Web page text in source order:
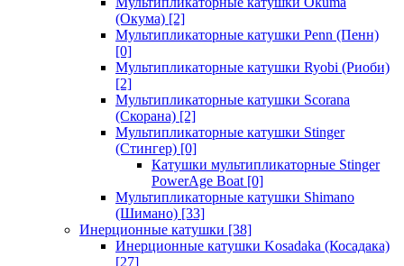
(Окума) [2]
Мультипликаторные катушки Penn (Пенн)
[0]
Мультипликаторные катушки Ryobi (Риоби)
[2]
Мультипликаторные катушки Scorana
(Скорана) [2]
Мультипликаторные катушки Stinger
(Стингер) [0]
Катушки мультипликаторные Stinger
PowerAge Boat [0]
Мультипликаторные катушки Shimano
(Шимано) [33]
Инерционные катушки [38]
Инерционные катушки Kosadaka (Косадака)
[27]